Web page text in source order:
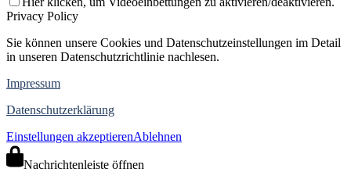
Privacy Policy
Sie können unsere Cookies und Datenschutzeinstellungen im Detail
in unseren Datenschutzrichtlinie nachlesen.
Impressum
Datenschutzerklärung
Einstellungen akzeptierenAblehnen
Nachrichtenleiste öffnen